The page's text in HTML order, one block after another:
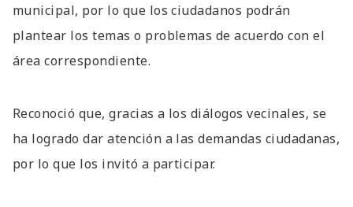
municipal, por lo que los ciudadanos podrán
plantear los temas o problemas de acuerdo con el
área correspondiente.
Reconoció que, gracias a los diálogos vecinales, se
ha logrado dar atención a las demandas ciudadanas,
por lo que los invitó a participar.